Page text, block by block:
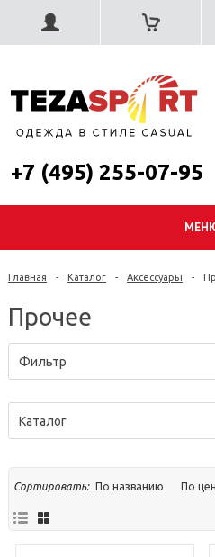
+7 (495) 255-07-95
Главная - Каталог - Аксессуары -
Прочее
Фильтр
Каталог
Сортировать: По названию По